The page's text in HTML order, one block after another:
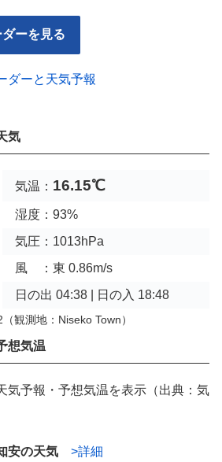
ーを見る
ダーと天気予報
気
気温： 16.15℃
湿度：93%
気圧：1013hPa
風 ：東 0.86m/s
日の出 04:38 | 日の入 18:48
（観測地：Niseko Town）
想気温
気予報・予想気温を表示（出典：気
安の天気
>詳細